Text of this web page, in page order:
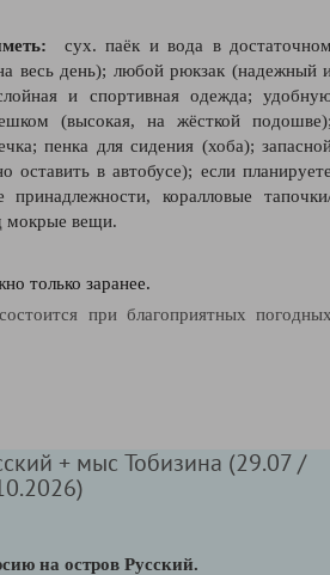
сух. паёк и вода в
весь день); любой рюкзак (надежный
и спортивная одежда;
(высокая, на жёсткой
пенка для сидения (хоба);
в автобусе); если
принадлежности, коралловые
мокрые вещи.
только заранее.
при благоприятных
+ мыс Тобизина (29.07 /
на остров Русский.